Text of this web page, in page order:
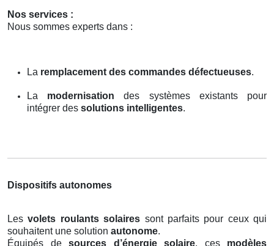
Nos services :
Nous sommes experts dans :
La remplacement des commandes défectueuses.
La modernisation des systèmes existants pour
intégrer des solutions intelligentes.
Dispositifs autonomes
Lesvolets roulants solaires sont parfaits pour ceux qui
souhaitent une solution autonome.
Équipés de sources d’énergie solaire, ces modèles